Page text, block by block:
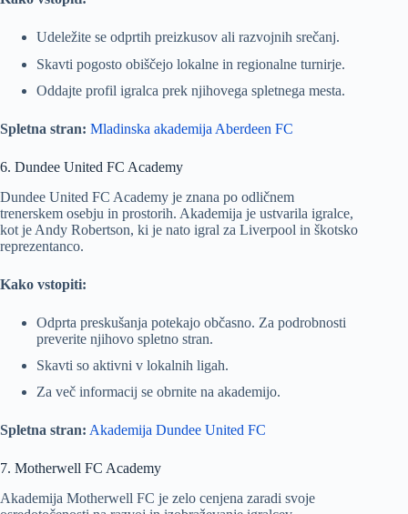
Udeležite se odprtih preizkusov ali razvojnih srečanj.
Skavti pogosto obiščejo lokalne in regionalne turnirje.
Oddajte profil igralca prek njihovega spletnega mesta.
Spletna stran: Mladinska akademija Aberdeen FC
6. Dundee United FC Academy
Dundee United FC Academy je znana po odličnem
trenerskem osebju in prostorih. Akademija je ustvarila igralce,
kot je Andy Robertson, ki je nato igral za Liverpool in škotsko
reprezentanco.
Kako vstopiti:
Odprta preskušanja potekajo občasno. Za podrobnosti
preverite njihovo spletno stran.
Skavti so aktivni v lokalnih ligah.
Za več informacij se obrnite na akademijo.
Spletna stran: Akademija Dundee United FC
7. Motherwell FC Academy
Akademija Motherwell FC je zelo cenjena zaradi svoje